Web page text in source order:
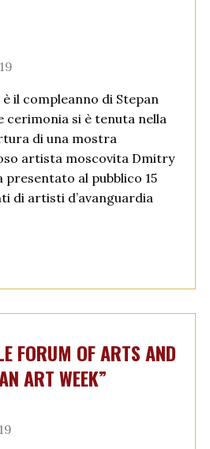
è il compleanno di Stepan
cerimonia si è tenuta nella
di una mostra
artista moscovita Dmitry
presentato al pubblico 15
di artisti d’avanguardia
FORUM OF ARTS AND
ART WEEK”